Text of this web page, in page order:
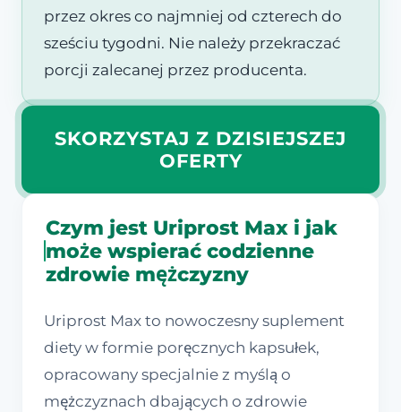
przez okres co najmniej od czterech do
sześciu tygodni. Nie należy przekraczać
porcji zalecanej przez producenta.
SKORZYSTAJ Z DZISIEJSZEJ
OFERTY
Czym jest Uriprost Max i jak
może wspierać codzienne
zdrowie mężczyzny
Uriprost Max to nowoczesny suplement
diety w formie poręcznych kapsułek,
opracowany specjalnie z myślą o
mężczyznach dbających o zdrowie